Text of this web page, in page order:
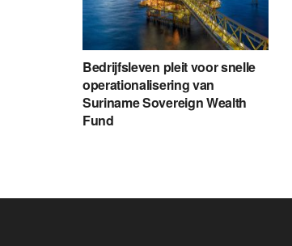
Bedrijfsleven pleit voor snelle
operationalisering van
Suriname Sovereign Wealth
Fund